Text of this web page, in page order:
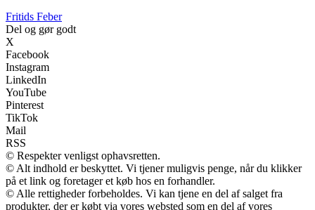
Fritids Feber
Del og gør godt
X
Facebook
Instagram
LinkedIn
YouTube
Pinterest
TikTok
Mail
RSS
© Respekter venligst ophavsretten.
© Alt indhold er beskyttet. Vi tjener muligvis penge, når du klikker
på et link og foretager et køb hos en forhandler.
© Alle rettigheder forbeholdes. Vi kan tjene en del af salget fra
produkter, der er købt via vores websted som en del af vores